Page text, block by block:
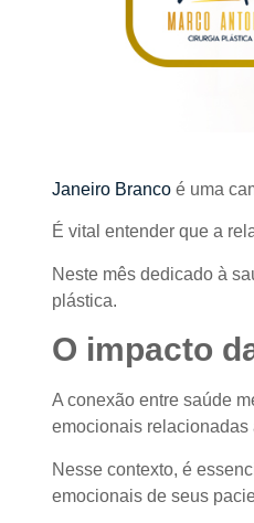
Janeiro Branco é uma
É vital entender que a
Neste mês dedicado à
plástica.
O impacto
A conexão entre saúde
emocionais relacionadas
Nesse contexto, é
emocionais de seus